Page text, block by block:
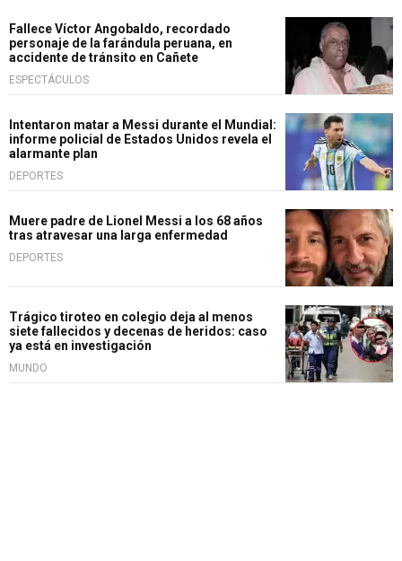
Fallece Víctor Angobaldo, recordado
personaje de la farándula peruana, en
accidente de tránsito en Cañete
ESPECTÁCULOS
Intentaron matar a Messi durante el Mundial:
informe policial de Estados Unidos revela el
alarmante plan
DEPORTES
Muere padre de Lionel Messi a los 68 años
tras atravesar una larga enfermedad
DEPORTES
Trágico tiroteo en colegio deja al menos
siete fallecidos y decenas de heridos: caso
ya está en investigación
MUNDO